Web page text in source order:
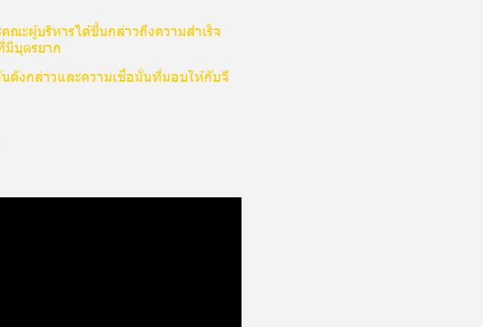
ะผู้บริหารได้ขึ้นกล่าวถึงความสำเร็จ
มีบุตรยาก
ดังกล่าวและความเชื่อมั่นที่มอบให้กับจี